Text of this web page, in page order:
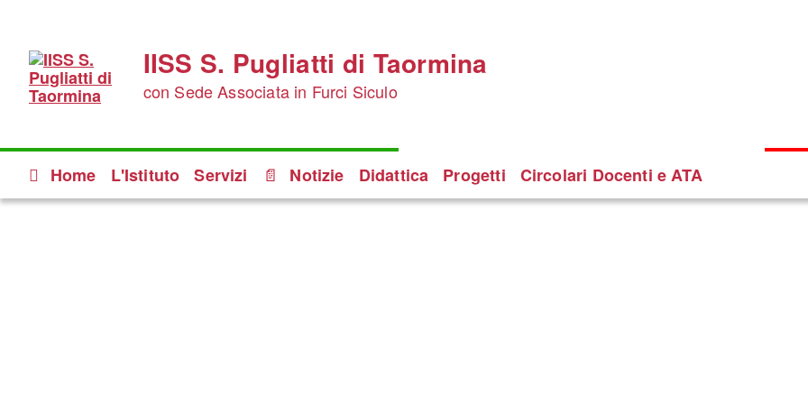
IISS S. Pugliatti di Taormina
con Sede Associata in Furci Siculo
Home L'Istituto Servizi Notizie Didattica Progetti Circolari Docenti e ATA